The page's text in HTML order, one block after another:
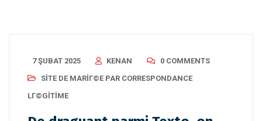
7 ŞUBAT 2025 KENAN
0 COMMENTS
SITE DE MARIГ©E PAR CORRESPONDANCE
LГ©GITIME